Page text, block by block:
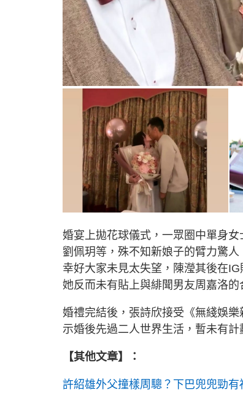
婚宴上拋花球儀式，一眾圈中單身
劉佩玥等，殊不知新娘子的臂力驚
幸好大家未見太失望，陳瀅其後在
她反而未有貼上與緋聞男友周嘉洛的
婚禮完結後，張詩欣接受《無綫娛
示婚後先過二人世界生活，暫未有計
【其他文章】：
許紹雄外父撞樣周驄？下巴兜兜勁